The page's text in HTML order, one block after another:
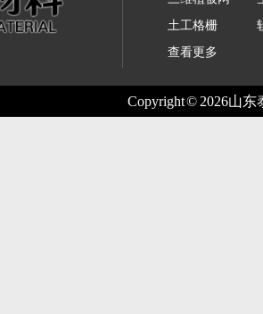
土工格栅
查看更多
Copyright © 2026山